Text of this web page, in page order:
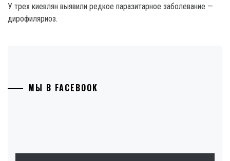
У трех киевлян выявили редкое паразитарное заболевание —
дирофиляриоз.
МЫ В FACEBOOK